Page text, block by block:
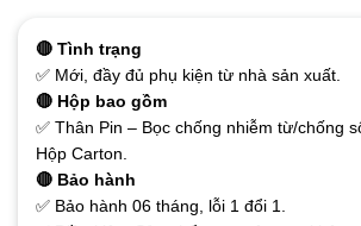
🔴 Tình trạng
✅ Mới, đầy đủ phụ kiện từ nhà sản xuất.
🔴 Hộp bao gồm
✅ Thân Pin – Bọc chống nhiễm từ/chống
Hộp Carton.
🔴 Bảo hành
✅ Bảo hành 06 tháng, lỗi 1 đổi 1.